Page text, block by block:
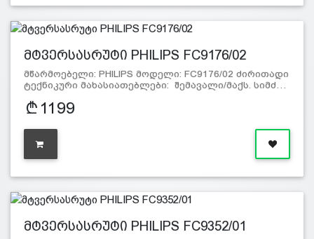
მტვერსასრუტი PHILIPS FC9176/02
მწარმოებელი: PHILIPS მოდელი: FC9176/02 ძირითადი
ტექნიკური მახასიათებლები: შემავალი/მაქს. სიმძ…
1199
მტვერსასრუტი PHILIPS FC9352/01